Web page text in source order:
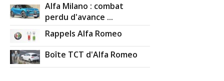
Alfa Milano : combat
perdu d'avance ...
Rappels Alfa Romeo
Boîte TCT d'Alfa Romeo